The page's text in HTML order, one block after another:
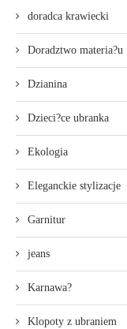
doradca krawiecki
Doradztwo materia?u
Dzianina
Dzieci?ce ubranka
Ekologia
Eleganckie stylizacje
Garnitur
jeans
Karnawa?
Klopoty z ubraniem